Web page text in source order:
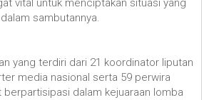
vital untuk menciptakan situasi yang
sambutannya.
yang terdiri dari 21 koordinator liputan
media nasional serta 59 perwira
berpartisipasi dalam kejuaraan lomba